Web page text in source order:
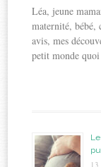
Léa, jeune
maternité, bébé,
avis, mes
petit monde